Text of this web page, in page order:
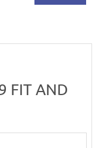
FIT AND